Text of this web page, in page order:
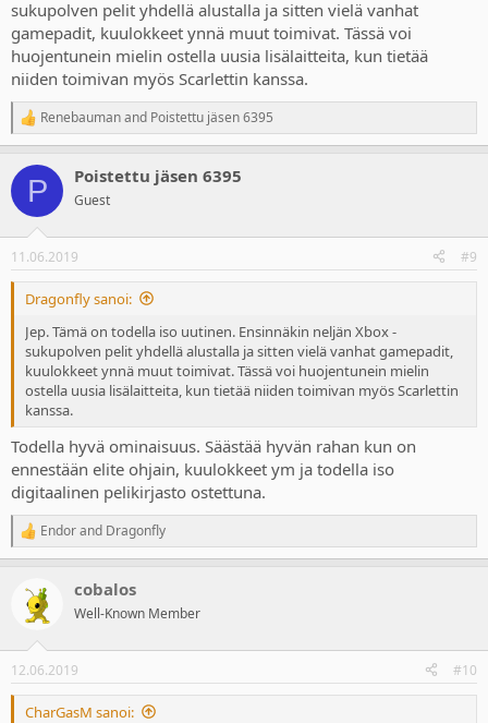
sukupolven pelit yhdellä alustalla ja sitten vielä vanhat
gamepadit, kuulokkeet ynnä muut toimivat. Tässä voi
huojentunein mielin ostella uusia lisälaitteita, kun tietää
niiden toimivan myös Scarlettin kanssa.
R
e
c
i
s
:
Renebaumanand Poistettu jäsen 6395
P Poistettu jäsen 6395
Guest
11.06.2019 #9
Dragonfly sanoi:
Jep. Tämä on todella iso uutinen. Ensinnäkin neljän Xbox -
sukupolven pelit yhdellä alustalla ja sitten vielä vanhat gamepadit,
kuulokkeet ynnä muut toimivat. Tässä voi huojentunein mielin
ostella uusia lisälaitteita, kun tietää niiden toimivan myös Scarlettin
kanssa.
Todella hyvä ominaisuus. Säästää hyvän rahan kun on
ennestään elite ohjain, kuulokkeet ym ja todella iso
digitaalinen pelikirjasto ostettuna.
R
e
s
:
Endorand Dragonfly
cobalos
Well-Known Member
12.06.2019 #10
CharGasM sanoi: